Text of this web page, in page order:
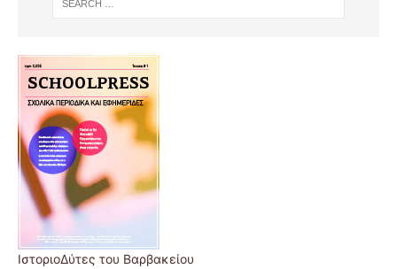
ΙστοριοΔύτες του Βαρβακείου